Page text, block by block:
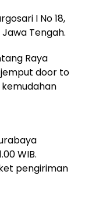
I No 18,
Tengah.
Raya
door to
WIB.
pengiriman